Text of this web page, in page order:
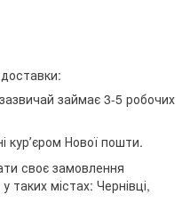
зазвичай займає 3-5 робочих
курʼєром Нової пошти.
своє замовлення
таких містах: Чернівці,